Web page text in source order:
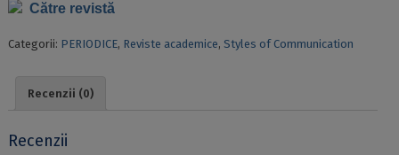
Către revistă
Categorii: PERIODICE, Reviste academice, Styles of Communication
Recenzii (0)
Recenzii